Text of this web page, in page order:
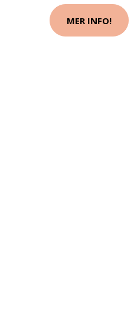
MER INFO!